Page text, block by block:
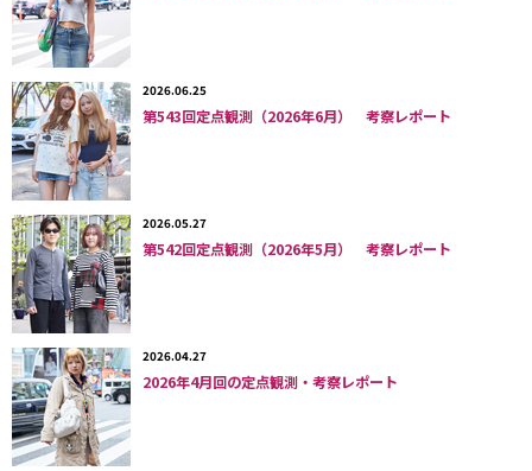
（左）「最近ヴィヴィアンの甘めなスタイルが好み」と話す女性。
NewJeansの影響でフリルやギャザーのついたガーリーなデザインにが気に
なり出したという（https://www.web-
across.com/observe/ppce54000003bsyz.html）。
（右）花びらがあしらわれたレースのドレスは韓国ブランドHOLYNUMBER7
のもの。（https://www.web-
across.com/observe/ppce54000003bsfv.html）。
ズームアップアイテム①：デザインベルト
Y2Kトレンドの一環としてストリートに定着。
昨年の今頃もプレサーベイで候補にあがったデザインベルトです
が、満を持して今月取り上げることになりました。ディーゼルの
Dロゴバックルやギャル男（お兄系）風のギラギラなベルト等、
インパクトのあるデザインのベルトが再ブレイクしています。大
2026.06.25
第543回定点観測（2026年6月） 考察レポート
2026.05.27
第542回定点観測（2026年5月） 考察レポート
2026.04.27
2026年4月回の定点観測・考察レポート